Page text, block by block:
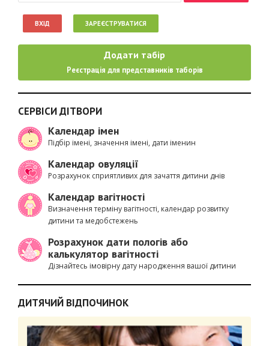
ВХІД ЗАРЕЄСТРУВАТИСЯ
Додати табір
Реєстрація для представників таборів
СЕРВІСИ ДІТВОРИ
Календар імен
Підбір імені, значення імені, дати іменин
Календар овуляції
Розрахунок сприятливих для зачаття дитини днів
Календар вагітності
Визначення терміну вагітності, календар розвитку
дитини та медобстежень
Розрахунок дати пологів або
калькулятор вагітності
Дізнайтесь імовірну дату народження вашої дитини
ДИТЯЧИЙ ВІДПОЧИНОК